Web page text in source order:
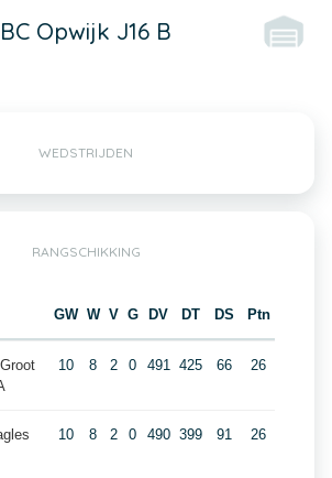
BC Opwijk J16 B
WEDSTRIJDEN
RANGSCHIKKING
GW W V G DV DT DS Ptn
10 8 2 0 491 425 66 26
10 8 2 0 490 399 91 26